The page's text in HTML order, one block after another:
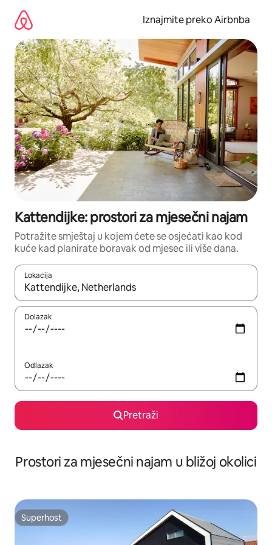
sadržaj
Iznajmite preko Airbnba
Kattendijke: prostori za mjesečni najam
Potražite smještaj u kojem ćete se osjećati kao kod
kuće kad planirate boravak od mjesec ili više dana.
Lokacija
Kada budu dostupni rezultati, moći ćete ih pregledati
Dolazak
Odlazak
Pretraži
Prostori za mjesečni najam u bližoj okolici
Superhost
Superhost